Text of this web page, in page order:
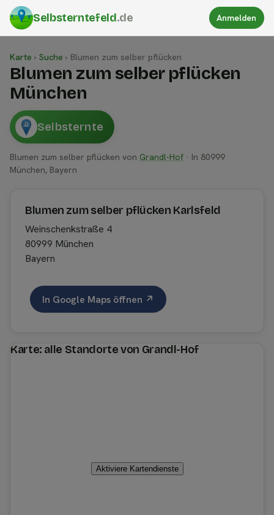
Selbsterntefeld.de Anmelden
Karte › Suche › Blumen zum selber pflücken
Blumen zum selber pflücken
München
Selbsternte
Blumen zum selber pflücken von Grandl-Hof · In 80999
München, Bayern
Blumen zum selber pflücken Karlsfeld
Weinschenkstraße 4
80999 München
Bayern
In Google Maps öffnen ↗
Karte: alle Standorte von Grandl-Hof
Aktiviere Kartendienste